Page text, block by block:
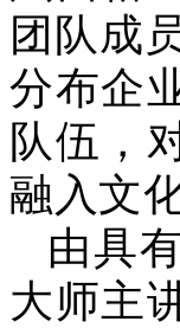
团队成
分布企
队伍，
融入文
由具
大师主